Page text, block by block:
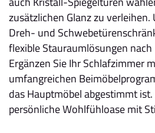
zusätzlichen Glanz zu
Dreh- und
flexible Stauraumlösungen
Ergänzen Sie Ihr Schlafzimmer
umfangreichen
das Hauptmöbel abgestimmt
persönliche Wohlfühloase mit